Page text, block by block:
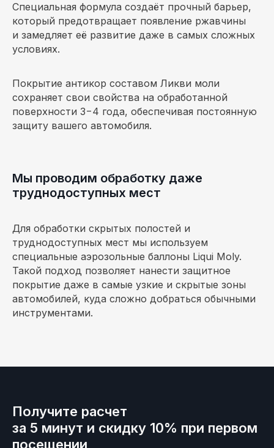
Специальная формула создаёт прочный барьер,
который предотвращает появление ржавчины
и замедляет её развитие даже в самых сложных
условиях.
Покрытие антикор составом Ликви моли
сохраняет свои свойства на обработанной
поверхности 3−4 года, обеспечивая постоянную
защиту вашего автомобиля.
Мы проводим обработку даже
труднодоступных мест
Для обработки скрытых полостей и
труднодоступных мест мы используем
специальные аэрозольные баллоны Liqui Moly.
Такой подход позволяет нанести защитное
покрытие даже в самые узкие и скрытые зоны
автомобилей, куда сложно добраться обычными
инструментами.
Получите расчет
за 5 минут и скидку 10% при первом
посещении
Посмотрите процесс